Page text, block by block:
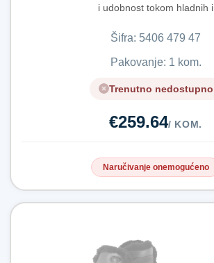
i udobnost tokom hladnih i
Šifra: 5​4​0​6​ ​4​7​9​ ​4​7​
Pakovanje: 1 kom.
Trenutno nedostupno
€259.64/ KOM.
Naručivanje onemogućeno